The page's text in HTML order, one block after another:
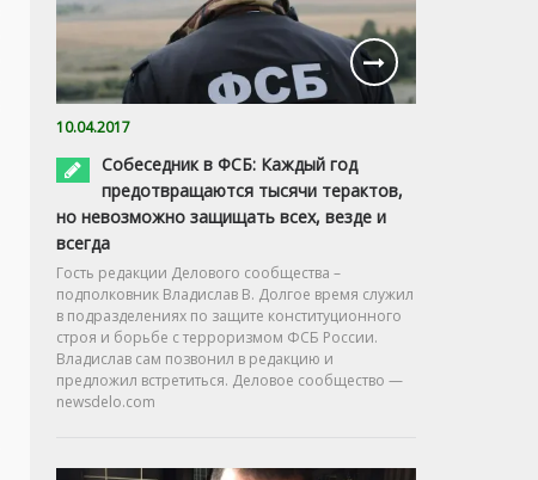
10.04.2017
Собеседник в ФСБ: Каждый год
предотвращаются тысячи терактов,
но невозможно защищать всех, везде и
всегда
Гость редакции Делового сообщества –
подполковник Владислав В. Долгое время служил
в подразделениях по защите конституционного
строя и борьбе с терроризмом ФСБ России.
Владислав сам позвонил в редакцию и
предложил встретиться. Деловое сообщество —
newsdelo.com